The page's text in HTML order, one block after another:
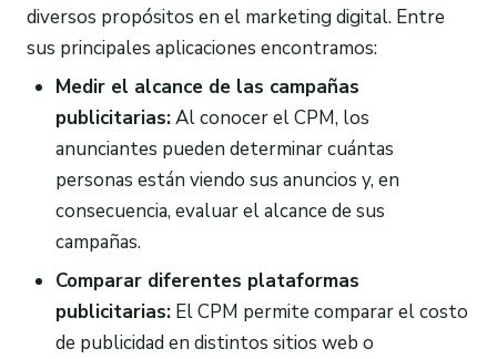
diversos propósitos en el marketing digital. Entre
sus principales aplicaciones encontramos:
Medir el alcance de las campañas
publicitarias:Al conocer el CPM, los
anunciantes pueden determinar cuántas
personas están viendo sus anuncios y, en
consecuencia, evaluar el alcance de sus
campañas.
Comparar diferentes plataformas
publicitarias:El CPM permite comparar el costo
de publicidad en distintos sitios web o